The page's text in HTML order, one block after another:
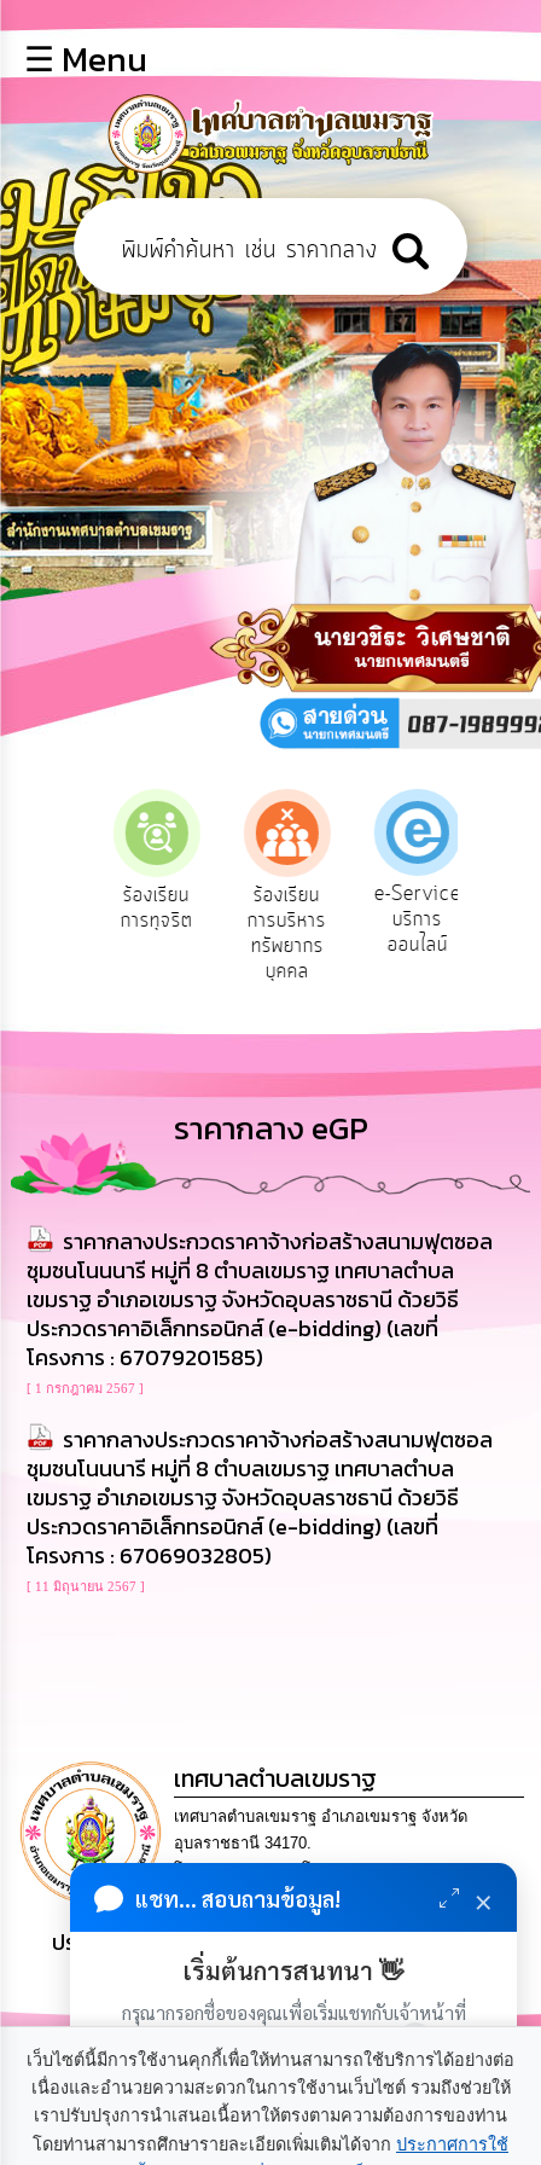
หลัก
ข้อมูล
พื้น
ฐาน
บุคลากร
ข่าว
ประชาสัมพันธ์
การ
เปิด
เผย
ข้อมูล
สาธารณะ
OIT
การ
ปฏิสัมพันธ์
ความ
ยุทธศาสตร์/
ทรัพยากร
บริหาร
งาน
การ
ส่ง
เสริม
ความ
โปร่งใส
การ
จัด
จัด
จ้าง
การ
เงิน
การ
คลัง
การ
ดำเนิน
การ
เพื่อ
ป้องกัน
การ
ทุจริต
เสริม
คุณธรรม
และ
ความ
โปร่งใส
☰ Menu
ร้องเรียน
การทุจริต
ร้องเรียน
การบริหาร
ทรัพยากร
บุคคล
e-Service
บริการ
ออนไลน์
ราคากลาง eGP
ราคากลางประกวดราคาจ้างก่อสร้างสนามฟุตซอล
ชุมชนโนนนารี หมู่ที่ 8 ตำบลเขมราฐ เทศบาลตำบล
เขมราฐ อำเภอเขมราฐ จังหวัดอุบลราชธานี ด้วยวิธี
ประกวดราคาอิเล็กทรอนิกส์ (e-bidding) (เลขที่
โครงการ : 67079201585)
[ 1 กรกฎาคม 2567 ]
ราคากลางประกวดราคาจ้างก่อสร้างสนามฟุตซอล
ชุมชนโนนนารี หมู่ที่ 8 ตำบลเขมราฐ เทศบาลตำบล
เขมราฐ อำเภอเขมราฐ จังหวัดอุบลราชธานี ด้วยวิธี
ประกวดราคาอิเล็กทรอนิกส์ (e-bidding) (เลขที่
โครงการ : 67069032805)
[ 11 มิถุนายน 2567 ]
เทศบาลตำบลเขมราฐ
เทศบาลตำบลเขมราฐ อำเภอเขมราฐ จังหวัด
อุบลราชธานี 34170.
5340510@dla.go.th
ประชาชน มีภูมิคุ้มกัน พึ่งพาตนเอง พอเพียง เป็นสุข
เกี่ยวกับเรา ติดต่อเรา
เว็บไซต์นี้มีการใช้งานคุกกี้เพื่อให้ท่านสามารถใช้บริการได้อย่างต่อ
เนื่องและอำนวยความสะดวกในการใช้งานเว็บไซต์ รวมถึงช่วยให้
เราปรับปรุงการนำเสนอเนื้อหาให้ตรงตามความต้องการของท่าน
โดยท่านสามารถศึกษารายละเอียดเพิ่มเติมได้จาก ประกาศการใช้
แชท... สอบถามข้อมูล! ×
เริ่มต้นการสนทนา 👋
กรุณากรอกชื่อของคุณเพื่อเริ่มแชทกับเจ้าหน้าที่